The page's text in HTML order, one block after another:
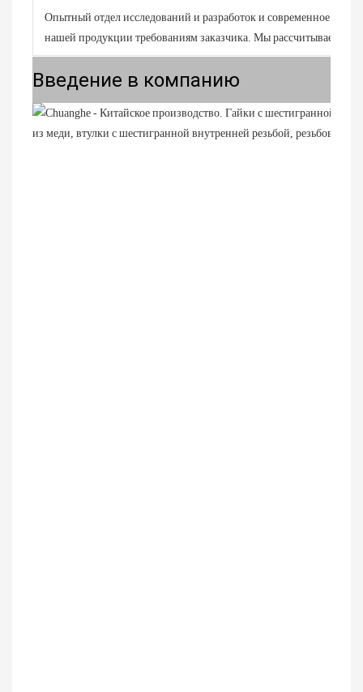
Опытный отдел исследований и разработок и современное
нашей продукции требованиям заказчика. Мы рассчитываем на
Введение в компанию